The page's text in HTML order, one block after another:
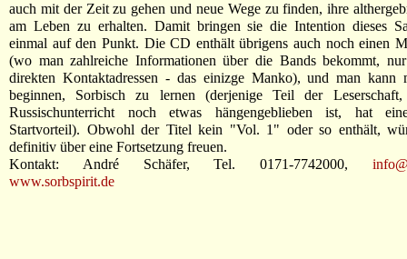
auch mit der Zeit zu gehen und neue Wege zu finden, ihre
am Leben zu erhalten. Damit bringen sie die Intention dieses
einmal auf den Punkt. Die CD enthält übrigens auch noch einen
(wo man zahlreiche Informationen über die Bands bekommt,
direkten Kontaktadressen - das einizge Manko), und man kann
beginnen, Sorbisch zu lernen (derjenige Teil der
Russischunterricht noch etwas hängengeblieben ist, hat
Startvorteil). Obwohl der Titel kein "Vol. 1" oder so enthält,
definitiv über eine Fortsetzung freuen.
Kontakt: André Schäfer, Tel. 0171-7742000,
www.sorbspirit.de